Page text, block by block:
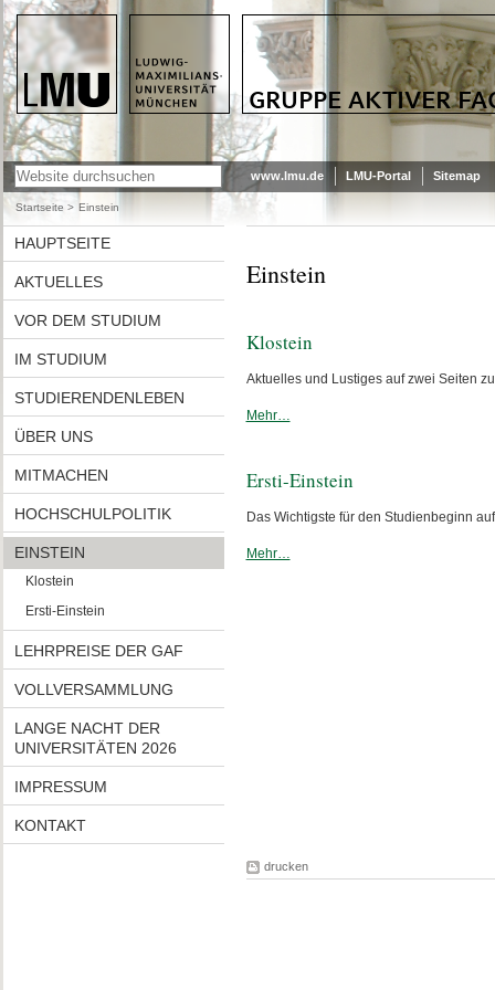
LMU - LUDWIG-MAXIMILIANS-
UNIVERSITÄT MÜNCHEN
GRUPPE AKTIVER FACHSCHAFTIKA
www.lmu.de LMU-Portal Sitemap
Startseite /Einstein
HAUPTSEITE
AKTUELLES
VOR DEM STUDIUM
IM STUDIUM
STUDIERENDENLEBEN
ÜBER UNS
MITMACHEN
HOCHSCHULPOLITIK
EINSTEIN
Klostein
Ersti-Einstein
LEHRPREISE DER GAF
VOLLVERSAMMLUNG
LANGE NACHT DER
UNIVERSITÄTEN 2026
IMPRESSUM
KONTAKT
Einstein
Klostein
Aktuelles und Lustiges auf zwei Seiten
Mehr…
Ersti-Einstein
Das Wichtigste für den Studienbeginn
Mehr…
drucken